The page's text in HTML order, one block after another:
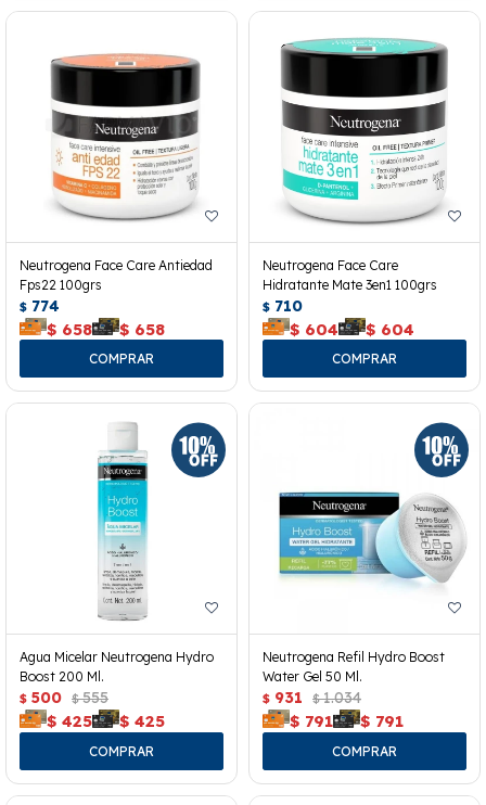
Neutrogena Face Care Antiedad
Fps22 100grs
$ 774
$ 658 $ 658
Neutrogena Face Care
Hidratante Mate 3en1 100grs
$ 710
$ 604 $ 604
Agua Micelar Neutrogena Hydro
Boost 200 Ml.
$ 500 $ 555
$ 425 $ 425
Neutrogena Refil Hydro Boost
Water Gel 50 Ml.
$ 931 $ 1.034
$ 791 $ 791